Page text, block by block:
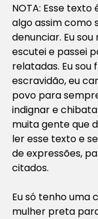
NOTA: Esse
algo assim como
denunciar. Eu
escutei e passei
relatadas. Eu sou
escravidão, eu
povo para
indignar e
muita gente que
ler esse texto e
de expressões,
citados.
Eu só tenho uma
mulher preta